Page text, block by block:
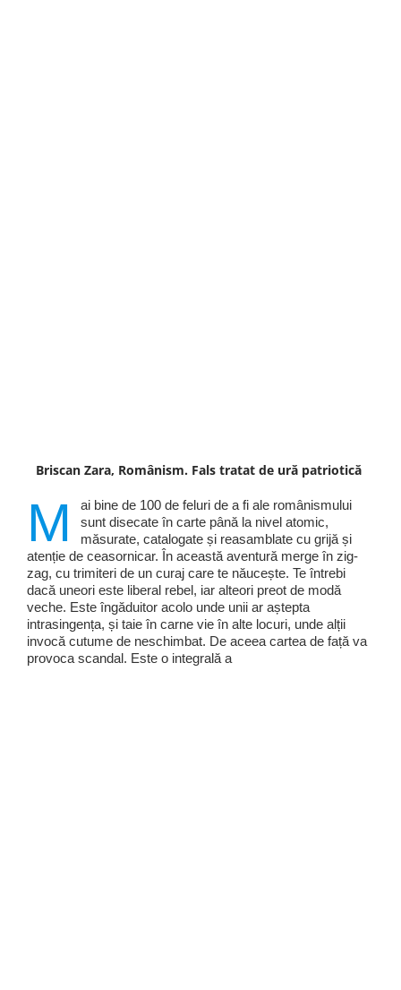
Briscan Zara, Românism. Fals tratat de ură patriotică
M
ai bine de 100 de feluri de a fi ale românismului
sunt disecate în carte până la nivel atomic,
măsurate, catalogate și reasamblate cu grijă și
atenție de ceasornicar. În această aventură merge în zig-
zag, cu trimiteri de un curaj care te năucește. Te întrebi
dacă uneori este liberal rebel, iar alteori preot de modă
veche. Este îngăduitor acolo unde unii ar aștepta
intrasingența, și taie în carne vie în alte locuri, unde alții
invocă cutume de neschimbat. De aceea cartea de față va
provoca scandal. Este o integrală a